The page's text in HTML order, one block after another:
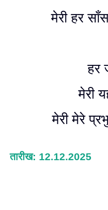
मेरी हर
हर
मेरी
मेरी मेरे
तारीख: 12.12.2025